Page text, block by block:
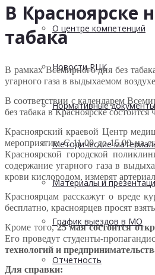
О центре компетенций
Новости РЦК
Нормативные
Методические
Материалы и
График выездов в МО
Отчетность
В Красноярске
табака
В рамках Всемирного дня без
угарного газа в выдыхаемом
В соответствии с календарем
без табака в Красноярске
Красноярский краевой Центр
мероприятие. С 11.00 до 15.00 на
Красноярской городской
содержание угарного газа в
крови кислородом, измерят
Красноярцам расскажут о вреде
бесплатно, красноярцев просят
Кроме того,25 мая состоится
Его проведут студенты-
технологий и
Для справки: